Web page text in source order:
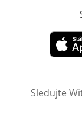
Otevře
Sledujte